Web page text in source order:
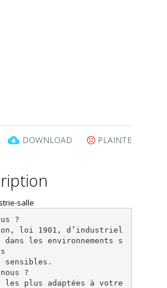
DOWNLOAD PLAINTE
salle
?
loi 1901, d’industriel
les environnements s
?
les plus adaptées à votre